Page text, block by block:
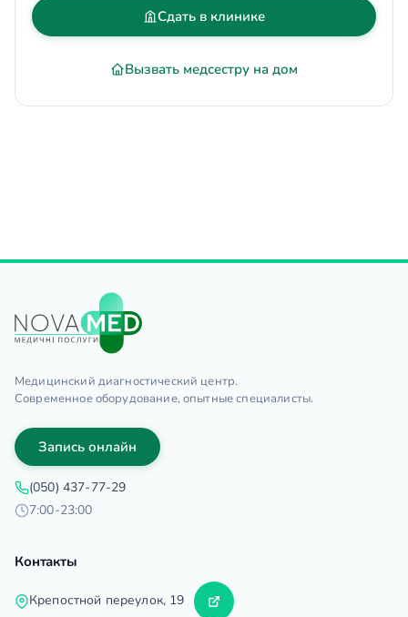
Сдать в клинике
Вызвать медсестру на дом
Медицинский диагностический центр.
Современное оборудование, опытные специалисты.
Запись онлайн
(050) 437-77-29
7:00-23:00
Контакты
Крепостной переулок, 19